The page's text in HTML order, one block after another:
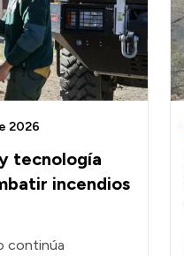
tecnología
incendios
2026
continúa